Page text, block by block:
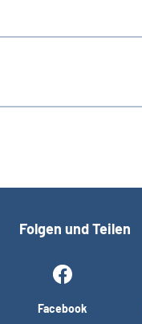
Folgen und Teilen
Facebook